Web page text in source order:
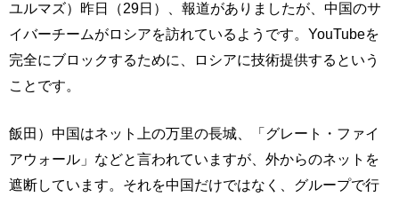
ユルマズ）昨日（29日）、報道がありましたが、中国のサ
イバーチームがロシアを訪れているようです。YouTubeを
完全にブロックするために、ロシアに技術提供するという
ことです。
飯田）中国はネット上の万里の長城、「グレート・ファイ
アウォール」などと言われていますが、外からのネットを
遮断しています。それを中国だけではなく、グループで行